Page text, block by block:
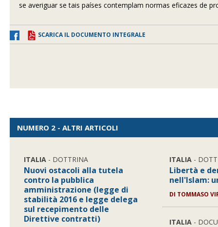
se averiguar se tais países contemplam normas eficazes de
SCARICA IL DOCUMENTO INTEGRALE
NUMERO 2 - ALTRI ARTICOLI
ITALIA - DOTTRINA
Nuovi ostacoli alla tutela
contro la pubblica
amministrazione (legge di
stabilità 2016 e legge delega
sul recepimento delle
Direttive contratti)
ITALIA -
Libertà e
nell'Islam:
DI TOMMASO
ITALIA -